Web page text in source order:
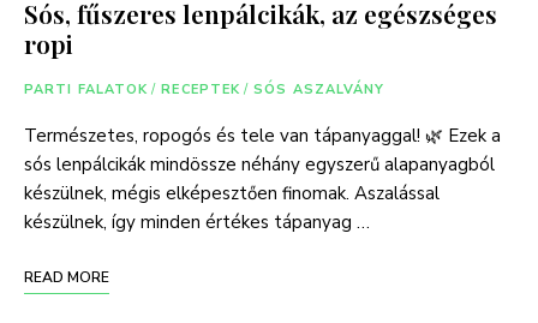
Sós, fűszeres lenpálcikák, az egészséges
ropi
PARTI FALATOK / RECEPTEK / SÓS ASZALVÁNY
Természetes, ropogós és tele van tápanyaggal! 🌿 Ezek a
sós lenpálcikák mindössze néhány egyszerű alapanyagból
készülnek, mégis elképesztően finomak. Aszalással
készülnek, így minden értékes tápanyag …
READ MORE